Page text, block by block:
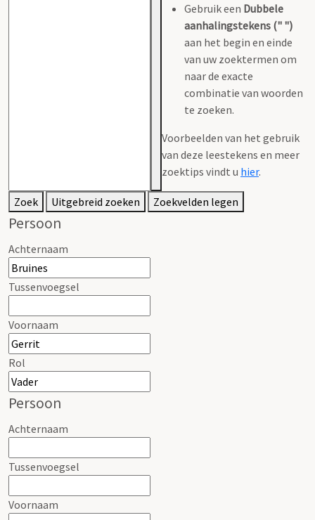
Gebruik een Dubbele
aanhalingstekens (" ")
aan het begin en einde
van uw zoektermen om
naar de exacte
combinatie van woorden
te zoeken.
Voorbeelden van het gebruik
van deze leestekens en meer
zoektips vindt u hier.
Zoek Uitgebreid zoeken Zoekvelden legen
Persoon
Achternaam
Tussenvoegsel
Voornaam
Rol
Persoon
Achternaam
Tussenvoegsel
Voornaam